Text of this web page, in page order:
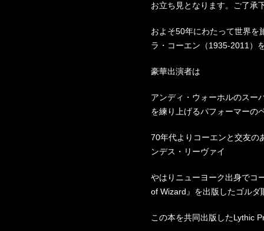
お立ち見となります。ご了承
およそ50年にわたって世界を
ラ・コーエン（1935-2011）
豪華出演者は
アンディ・ウォーホルのスー
を練り上げるパフォーマーの
70年代よりコーエンと交友の
ンデス・リーヴァイ
やはりニューヨーク出身でコ
of Wizard』を出版したゴル
この本を共同出版したLythic